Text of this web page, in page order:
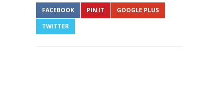
FACEBOOK PIN IT
GOOGLE PLUS
TWITTER